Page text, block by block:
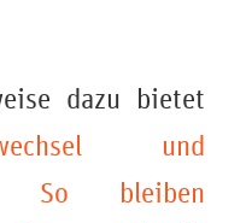
dazu bietet
und
So bleiben